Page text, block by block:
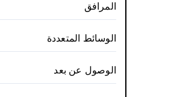
المرافق
الوسائط المتعددة
الوصول عن بعد